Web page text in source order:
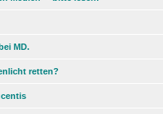
MD.
retten?